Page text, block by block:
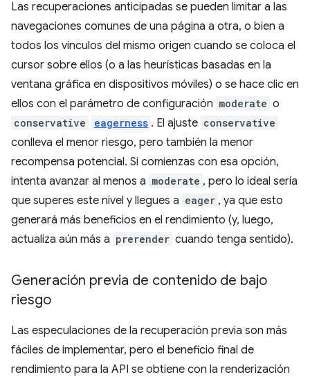
Las recuperaciones anticipadas se pueden limitar a las
navegaciones comunes de una página a otra, o bien a
todos los vínculos del mismo origen cuando se coloca el
cursor sobre ellos (o a las heurísticas basadas en la
ventana gráfica en dispositivos móviles) o se hace clic en
ellos con el parámetro de configuración moderate o
conservative eagerness . El ajuste conservative
conlleva el menor riesgo, pero también la menor
recompensa potencial. Si comienzas con esa opción,
intenta avanzar al menos a moderate , pero lo ideal sería
que superes este nivel y llegues a eager , ya que esto
generará más beneficios en el rendimiento (y, luego,
actualiza aún más a prerender cuando tenga sentido).
Generación previa de contenido de bajo
riesgo
Las especulaciones de la recuperación previa son más
fáciles de implementar, pero el beneficio final de
rendimiento para la API se obtiene con la renderización